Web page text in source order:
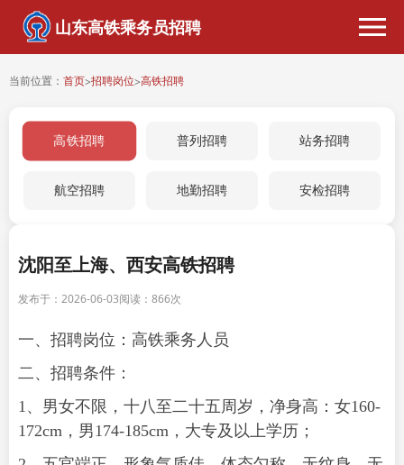
山东高铁乘务员招聘
当前位置： 首页>招聘岗位>高铁招聘
高铁招聘 普列招聘 站务招聘
航空招聘 地勤招聘 安检招聘
沈阳至上海、西安高铁招聘
发布于：2026-06-03阅读： 866次
一、招聘岗位：高铁乘务人员
二、招聘条件：
1、男女不限，十八至二十五周岁，净身高：女160-
172cm，男174-185cm，大专及以上学历；